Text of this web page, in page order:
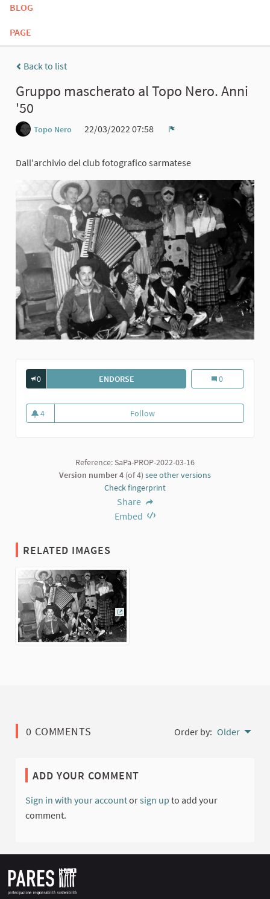
BLOG
PAGE
Back to list
Gruppo mascherato al Topo Nero. Anni
'50
Topo Nero
22/03/2022 07:58
Dall'archivio del club fotografico sarmatese
0 ENDORSE GRUPPO MASCHERATO AL TOPO
Gruppo
0
4
4 followers
FollowGruppo mascherato al Topo
Reference: SaPa-PROP-2022-03-16
Version number 4 (of 4) see other versions
Check fingerprint
Share
Embed
RELATED IMAGES
(External link)
0 COMMENTS Order by: Older
ADD YOUR COMMENT
Sign in with your accountorsign up to add your
comment.